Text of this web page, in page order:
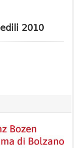
2010